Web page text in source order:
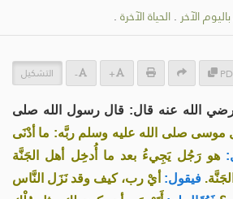
الآخر . الحياة الآخرة .
+
- التشكيل
الله عنه قال: قال رسول الله صلى
موسى صلى الله عليه وسلم ربَّه: ما أدْنَى
هو رَجُل يَجِيءُ بعد ما أُدخِل أهل الجَنَّة
فيقول: أيْ رب، كيف وقد نَزَل النَّاس